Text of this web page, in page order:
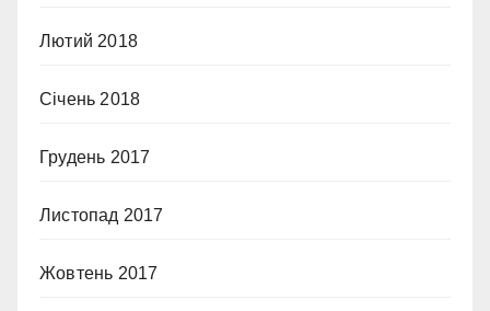
Лютий 2018
Січень 2018
Грудень 2017
Листопад 2017
Жовтень 2017